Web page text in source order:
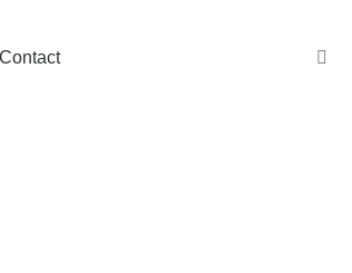
Contact